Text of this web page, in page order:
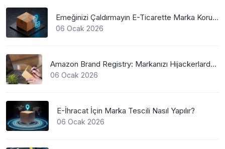
Emeğinizi Çaldırmayın E-Ticarette Marka Koruma
06 Ocak 2026
Amazon Brand Registry: Markanızı Hijackerlardan Koruyun
06 Ocak 2026
E-İhracat İçin Marka Tescili Nasıl Yapılır?
06 Ocak 2026